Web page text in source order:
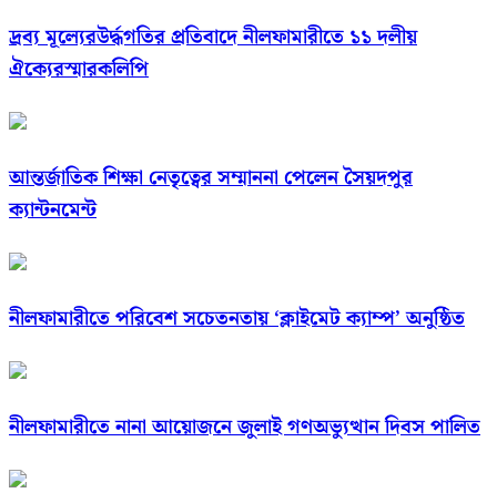
দ্রব্য মূল্যেরউর্দ্ধগতির প্রতিবাদে নীলফামারীতে ১১ দলীয়
ঐক্যেরস্মারকলিপি
আন্তর্জাতিক শিক্ষা নেতৃত্বের সম্মাননা পেলেন সৈয়দপুর
ক্যান্টনমেন্ট
নীলফামারীতে পরিবেশ সচেতনতায় ‘ক্লাইমেট ক্যাম্প’ অনুষ্ঠিত
নীলফামারীতে নানা আয়োজনে জুলাই গণঅভ্যুত্থান দিবস পালিত